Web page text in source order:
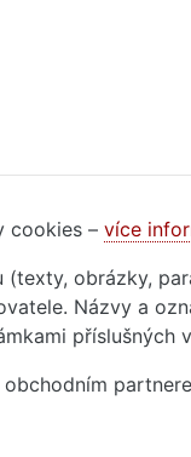
cookies – více
obrázky,
Názvy a
příslušných